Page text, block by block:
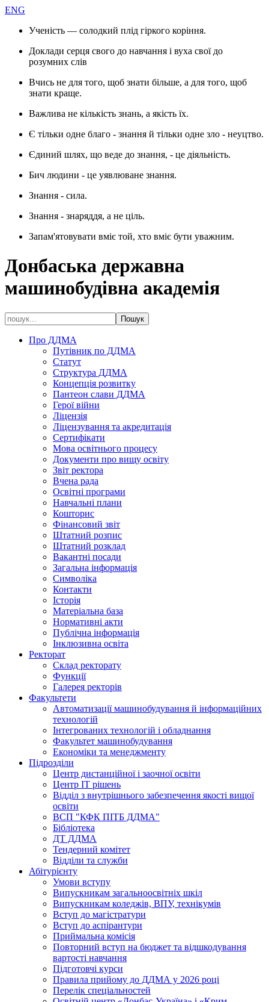
ENG
Ученість — солодкий плід гіркого коріння.
Доклади серця свого до навчання і вуха свої до
розумних слів
Вчись не для того, щоб знати більше, а для того, щоб
знати краще.
Важлива не кількість знань, а якість їх.
Є тільки одне благо - знання й тільки одне зло - неуцтво.
Єдиний шлях, що веде до знання, - це діяльність.
Бич людини - це уявлюване знання.
Знання - сила.
Знання - знаряддя, а не ціль.
Запам'ятовувати вміє той, хто вміє бути уважним.
Донбаська державна
машинобудівна академія
Про ДДМА
Путівник по ДДМА
Статут
Структура ДДМА
Концепція розвитку
Пантеон слави ДДМА
Герої війни
Ліцензія
Ліцензування та акредитація
Сертифікати
Мова освітнього процесу
Документи про вищу освіту
Звіт ректора
Вчена рада
Освітні програми
Навчальні плани
Кошторис
Фінансовий звіт
Штатний розпис
Штатний розклад
Вакантні посади
Загальна інформація
Символіка
Контакти
Історія
Матеріальна база
Нормативні акти
Публічна інформація
Інклюзивна освіта
Ректорат
Склад ректорату
Функції
Галерея ректорів
Факультети
Автоматизації машинобудування й інформаційних
технологій
Інтегрованих технологій і обладнання
Факультет машинобудування
Економіки та менеджменту
Підрозділи
Центр дистанційної і заочної освіти
Центр ІТ рішень
Відділ з внутрішнього забезпечення якості вищої
освіти
ВСП "КФК ПІТБ ДДМА"
Бібліотека
ДТ ДДМА
Тендерний комітет
Відділи та служби
Абітурієнту
Умови вступу
Випускникам загальноосвітніх шкіл
Випускникам коледжів, ВПУ, технікумів
Вступ до магістратури
Вступ до аспірантури
Приймальна комісія
Повторний вступ на бюджет та відшкодування
вартості навчання
Підготовчі курси
Правила прийому до ДДМА у 2026 році
Перелік спеціальностей